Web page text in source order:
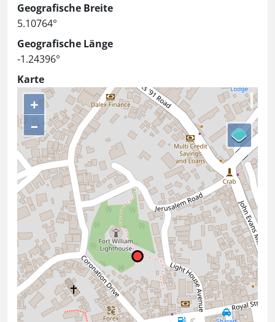
Geografische Breite
5.10764°
Geografische Länge
-1.24396°
Karte
+
–